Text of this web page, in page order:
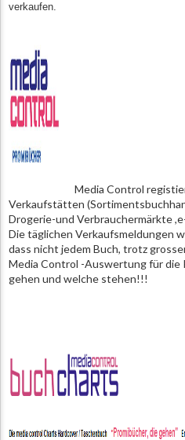
verkaufen.
Media Control
Verkaufstätten
Drogerie-und Verbrauchermärkte
Die täglichen Verkaufsmeldungen
dass nicht jedem Buch, trotz
Media Control -Auswertung für die
gehen und welche stehen!!!